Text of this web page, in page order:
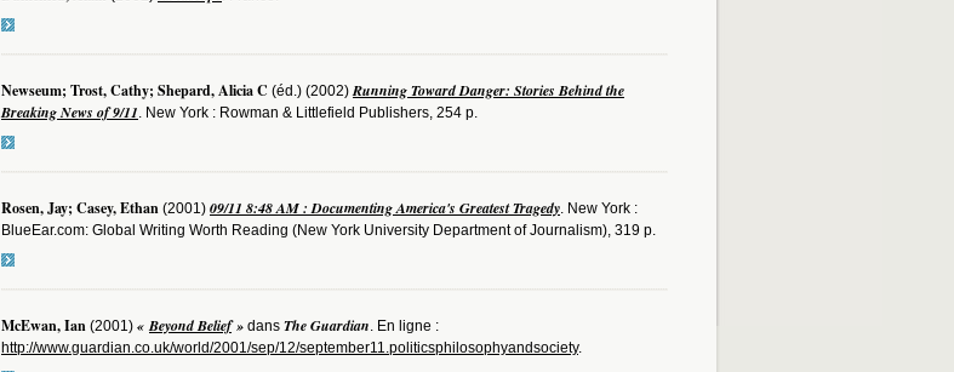
Newseum; Trost, Cathy; Shepard, Alicia C (éd.) (2002)Running Toward Danger: Stories Behind the
Breaking News of 9/11. New York : Rowman & Littlefield Publishers, 254 p.
Rosen, Jay; Casey, Ethan (2001) 09/11 8:48 AM : Documenting America's Greatest Tragedy. New York :
BlueEar.com: Global Writing Worth Reading (New York University Department of Journalism), 319 p.
McEwan, Ian (2001) «Beyond Belief» dans The Guardian. En ligne :
http://www.guardian.co.uk/world/2001/sep/12/september11.politicsphilosophyandsociety.